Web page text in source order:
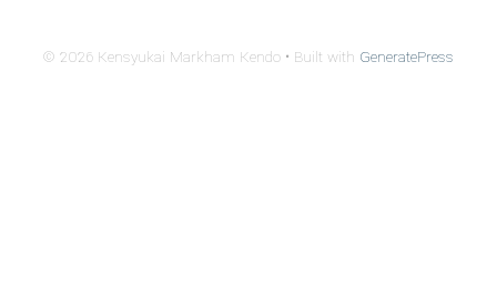
© 2026 Kensyukai Markham Kendo • Built with GeneratePress